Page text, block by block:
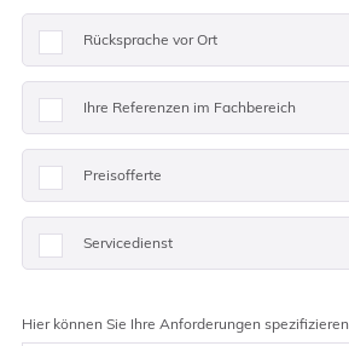
Rücksprache vor Ort
Ihre Referenzen im Fachbereich
Preisofferte
Servicedienst
Hier können Sie Ihre Anforderungen spezifizieren